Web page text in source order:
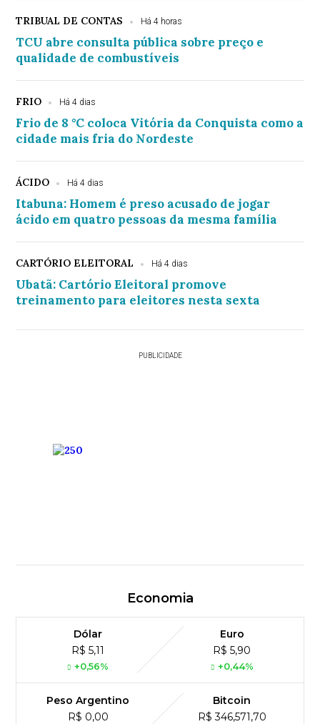
TRIBUAL DE CONTAS Há 4 horas
TCU abre consulta pública sobre preço e
qualidade de combustíveis
FRIO Há 4 dias
Frio de 8 °C coloca Vitória da Conquista como a
cidade mais fria do Nordeste
ÁCIDO Há 4 dias
Itabuna: Homem é preso acusado de jogar
ácido em quatro pessoas da mesma família
CARTÓRIO ELEITORAL Há 4 dias
Ubatã: Cartório Eleitoral promove
treinamento para eleitores nesta sexta
PUBLICIDADE
Economia
Dólar
R$ 5,11
+0,56%
Euro
R$ 5,90
+0,44%
Peso Argentino
R$ 0,00
Bitcoin
R$ 346,571,70